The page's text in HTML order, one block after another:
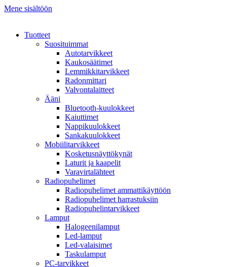
Mene sisältöön
Tuotteet
Suosituimmat
Autotarvikkeet
Kaukosäätimet
Lemmikkitarvikkeet
Radonmittari
Valvontalaitteet
Ääni
Bluetooth-kuulokkeet
Kaiuttimet
Nappikuulokkeet
Sankakuulokkeet
Mobiilitarvikkeet
Kosketusnäyttökynät
Laturit ja kaapelit
Varavirtalähteet
Radiopuhelimet
Radiopuhelimet ammattikäyttöön
Radiopuhelimet harrastuksiin
Radiopuhelintarvikkeet
Lamput
Halogeenilamput
Led-lamput
Led-valaisimet
Taskulamput
PC-tarvikkeet